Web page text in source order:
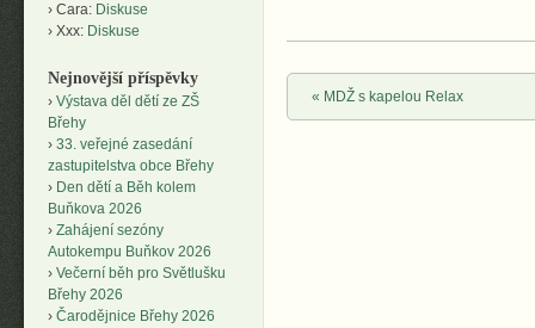
Post navigation
« MDŽ s kapelou Relax
Cara: Diskuse
Xxx: Diskuse
Nejnovější příspěvky
Výstava děl dětí ze ZŠ
Břehy
33. veřejné zasedání
zastupitelstva obce Břehy
Den dětí a Běh kolem
Buňkova 2026
Zahájení sezóny
Autokempu Buňkov 2026
Večerní běh pro Světlušku
Břehy 2026
Čarodějnice Břehy 2026